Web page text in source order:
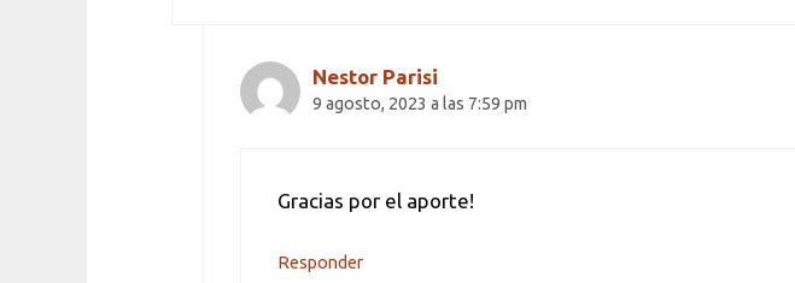
Nestor Parisi
9 agosto, 2023 a las 7:59 pm
Gracias por el aporte!
Responder